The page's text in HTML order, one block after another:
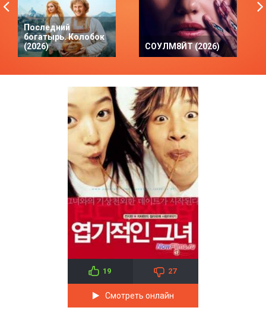
Последний
богатырь. Колобок
(2026)
СОУЛМ8ЙТ (2026)
19 27
Смотреть онлайн